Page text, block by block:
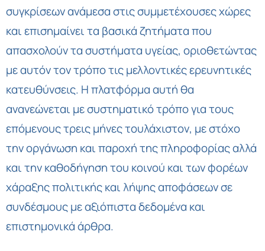
συγκρίσεων ανάμεσα στις συμμετέχουσες χώρες
και επισημαίνει τα βασικά ζητήματα που
απασχολούν τα συστήματα υγείας, οριοθετώντας
με αυτόν τον τρόπο τις μελλοντικές ερευνητικές
κατευθύνσεις. Η πλατφόρμα αυτή θα
ανανεώνεται με συστηματικό τρόπο για τους
επόμενους τρεις μήνες τουλάχιστον, με στόχο
την οργάνωση και παροχή της πληροφορίας αλλά
και την καθοδήγηση του κοινού και των φορέων
χάραξης πολιτικής και λήψης αποφάσεων σε
συνδέσμους με αξιόπιστα δεδομένα και
επιστημονικά άρθρα.